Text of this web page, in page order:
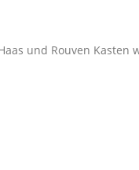
und Rouven